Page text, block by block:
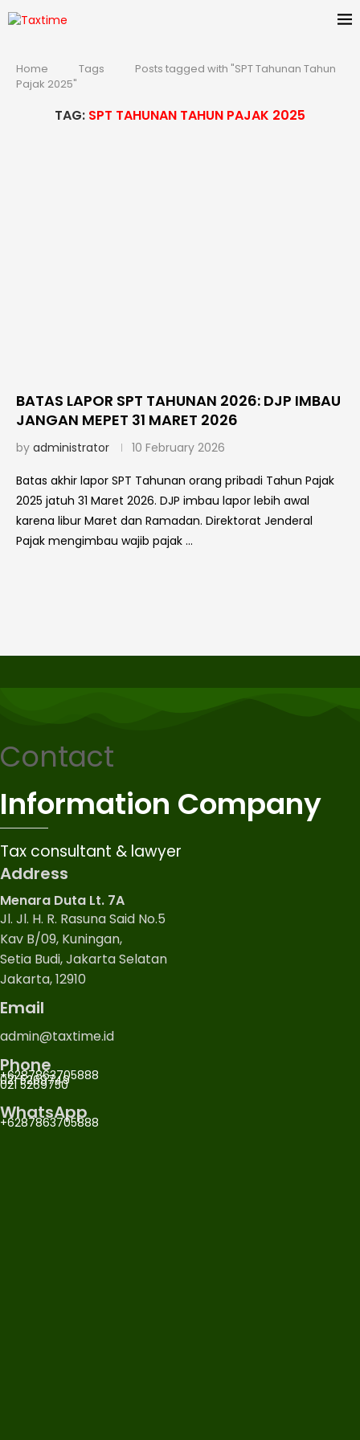
Home Tags
Posts tagged with "SPT Tahunan Tahun
Pajak 2025"
TAG: SPT TAHUNAN TAHUN PAJAK 2025
BATAS LAPOR SPT TAHUNAN 2026: DJP IMBAU
JANGAN MEPET 31 MARET 2026
by administrator 10 February 2026
Batas akhir lapor SPT Tahunan orang pribadi Tahun Pajak
2025 jatuh 31 Maret 2026. DJP imbau lapor lebih awal
karena libur Maret dan Ramadan. Direktorat Jenderal
Pajak mengimbau wajib pajak …
Contact
Information Company
Tax consultant & lawyer
Address
Menara Duta Lt. 7A
Jl. Jl. H. R. Rasuna Said No.5
Kav B/09, Kuningan,
Setia Budi, Jakarta Selatan
Jakarta, 12910
Email
admin@taxtime.id
Phone
+6287863705888
021 5269749
021 5269750
WhatsApp
+6287863705888